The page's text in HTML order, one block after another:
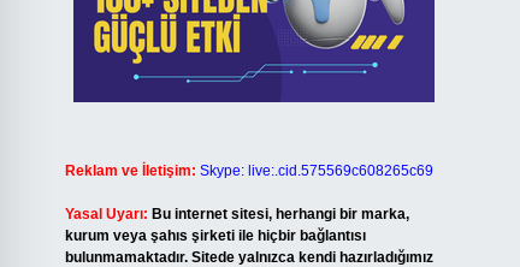
Reklam ve İletişim: Skype: live:.cid.575569c608265c69
Yasal Uyarı: Bu internet sitesi, herhangi bir marka,
kurum veya şahıs şirketi ile hiçbir bağlantısı
bulunmamaktadır. Sitede yalnızca kendi hazırladığımız